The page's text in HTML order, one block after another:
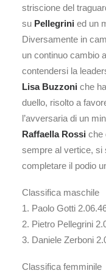
striscione del
su Pellegrini ed un
Diversamente in
un continuo cambio
contendersi la
Lisa Buzzoni che
duello, risolto a
l’avversaria di un
Raffaella Rossi che
sempre al vertice, si
completare il podio
Classifica maschile
1. Paolo Gotti
2. Pietro Pellegrini
3. Daniele Zerboni
Classifica femminile